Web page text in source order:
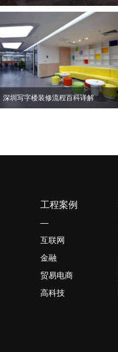
深圳写字楼装修流程百科详解
工程案例
—
互联网
金融
贸易电商
高科技